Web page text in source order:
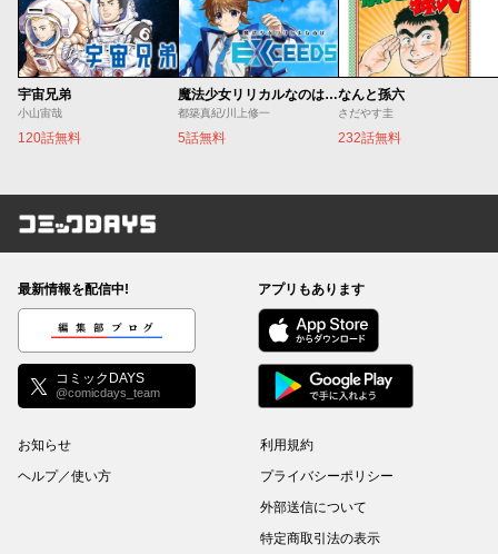
宇宙兄弟
小山宙哉
120話無料
魔法少女リリカルなのは EXCEEDS
都築真紀/川上修一
5話無料
なんと孫六
さだやす圭
232話無料
コミックDAYS
最新情報を配信中!
編集部ブログ
コミックDAYS
@comicdays_team
アプリもあります
お知らせ
ヘルプ／使い方
利用規約
プライバシーポリシー
外部送信について
特定商取引法の表示